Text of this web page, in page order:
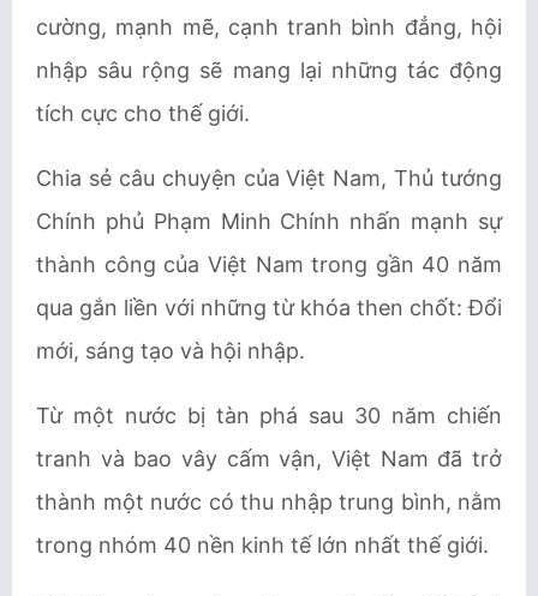
cường, mạnh mẽ, cạnh tranh bình đẳng, hội
nhập sâu rộng sẽ mang lại những tác động
tích cực cho thế giới.
Chia sẻ câu chuyện của Việt Nam, Thủ tướng
Chính phủ Phạm Minh Chính nhấn mạnh sự
thành công của Việt Nam trong gần 40 năm
qua gắn liền với những từ khóa then chốt: Đổi
mới, sáng tạo và hội nhập.
Từ một nước bị tàn phá sau 30 năm chiến
tranh và bao vây cấm vận, Việt Nam đã trở
thành một nước có thu nhập trung bình, nằm
trong nhóm 40 nền kinh tế lớn nhất thế giới.